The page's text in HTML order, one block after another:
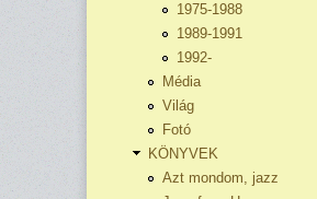
1975-1988
1989-1991
1992-
Média
Világ
Fotó
KÖNYVEK
Azt mondom, jazz